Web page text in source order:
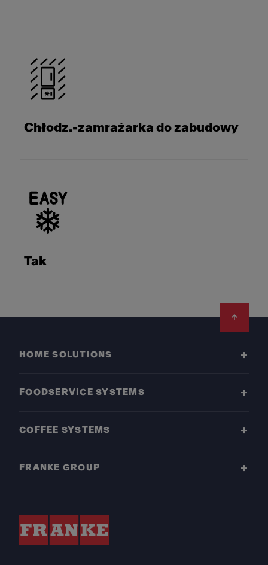
Chłodz.-zamrażarka do zabudowy
Tak
HOME SOLUTIONS
FOODSERVICE SYSTEMS
COFFEE SYSTEMS
FRANKE GROUP